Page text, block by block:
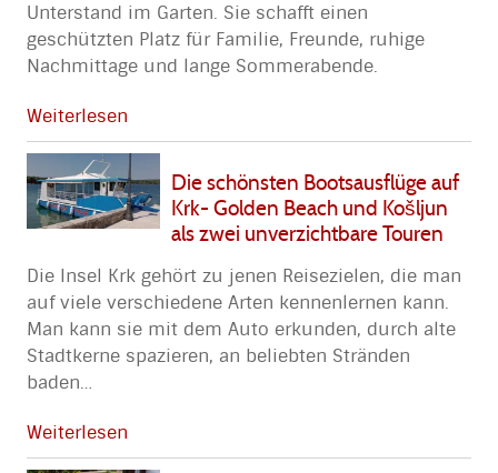
Unterstand im Garten. Sie schafft einen
geschützten Platz für Familie, Freunde, ruhige
Nachmittage und lange Sommerabende.
Weiterlesen
Die schönsten Bootsausflüge auf
Krk- Golden Beach und Košljun
als zwei unverzichtbare Touren
Die Insel Krk gehört zu jenen Reisezielen, die man
auf viele verschiedene Arten kennenlernen kann.
Man kann sie mit dem Auto erkunden, durch alte
Stadtkerne spazieren, an beliebten Stränden
baden…
Weiterlesen